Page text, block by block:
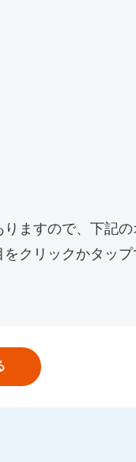
ますので、下記
クリックかタッ